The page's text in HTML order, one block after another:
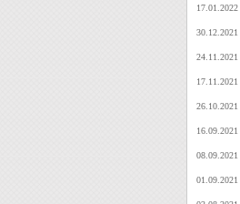
17.01.2022
30.12.2021
24.11.2021
17.11.2021
26.10.2021
16.09.2021
08.09.2021
01.09.2021